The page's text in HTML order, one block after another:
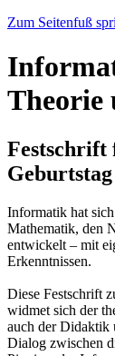
Zum Seitenfuß
Theorie
Festschrift
Geburtstag
Informatik hat
Mathematik, den
entwickelt – mit
Erkenntnissen.
Diese Festschrift
widmet sich der
auch der Didaktik
Dialog zwischen